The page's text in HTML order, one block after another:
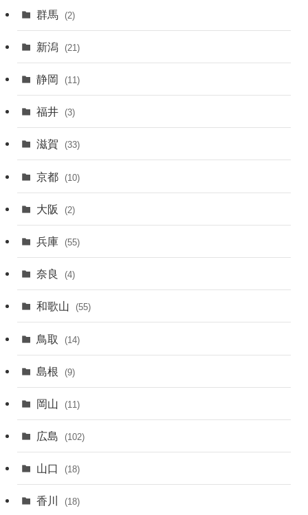
群馬 (2)
新潟 (21)
静岡 (11)
福井 (3)
滋賀 (33)
京都 (10)
大阪 (2)
兵庫 (55)
奈良 (4)
和歌山 (55)
鳥取 (14)
島根 (9)
岡山 (11)
広島 (102)
山口 (18)
香川 (18)